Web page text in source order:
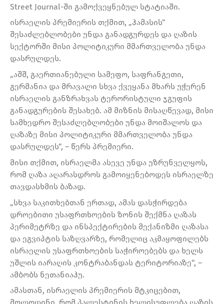
Street Journal-ში გამოქვეყნებულ სტატიაში.
ისრაელის პრემიერის თქმით, „ჰამასის“
შესაძლებლობები უნდა განადგურდეს და ღაზის
სექტორში მისი პოლიტიკური მმართველობა უნდა
დასრულდეს.
„აშშ, გაერთიანებული სამეფო, საფრანგეთი,
გერმანია და მრავალი სხვა ქვეყანა მხარს უჭერენ
ისრაელის განზრახვას ტერორისტული ჯგუფის
განადგურების შესახებ. ამ მიზნის მისაღწევად, მისი
სამხედრო შესაძლებლობები უნდა მოიშალოს და
ღაზაზე მისი პოლიტიკური მმართველობა უნდა
დასრულდეს“, – წერს პრემიერი.
მისი თქმით, ისრაელმა ასევე უნდა უზრუნველყოს,
რომ ღაზა აღარასდროს გამოიყენებოდეს ისრაელზე
თავდასხმის ბაზად.
„სხვა საკითხებთან ერთად, ამას დასჭირდება
დროებითი უსაფრთხოების ზონის შექმნა ღაზას
პერიმეტრზე და ინსპექტირების მექანიზმი ღაზასა
და ეგვიპტის საზღვარზე, რომელიც აკმაყოფილებს
ისრაელის უსაფრთხოების საჭიროებებს და ხელს
უშლის იარაღის კონტრაბანდას ტერიტორიაზე“, –
ამბობს ნეთანიაჰუ.
ამასთან, ისრაელის პრემიერის მტკიცებით,